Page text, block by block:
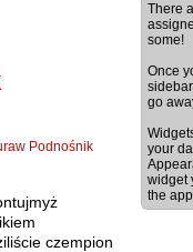
Podnośnik
czempion
There
some!
Once
go
your
widget
the